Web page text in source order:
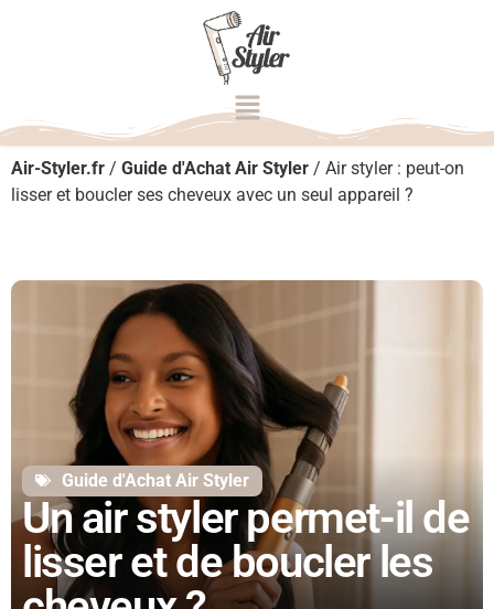
Air-Styler.fr / Guide d'Achat Air Styler / Air styler : peut-on
lisser et boucler ses cheveux avec un seul appareil ?
Guide d'Achat Air Styler
Un air styler permet-il de
lisser et de boucler les